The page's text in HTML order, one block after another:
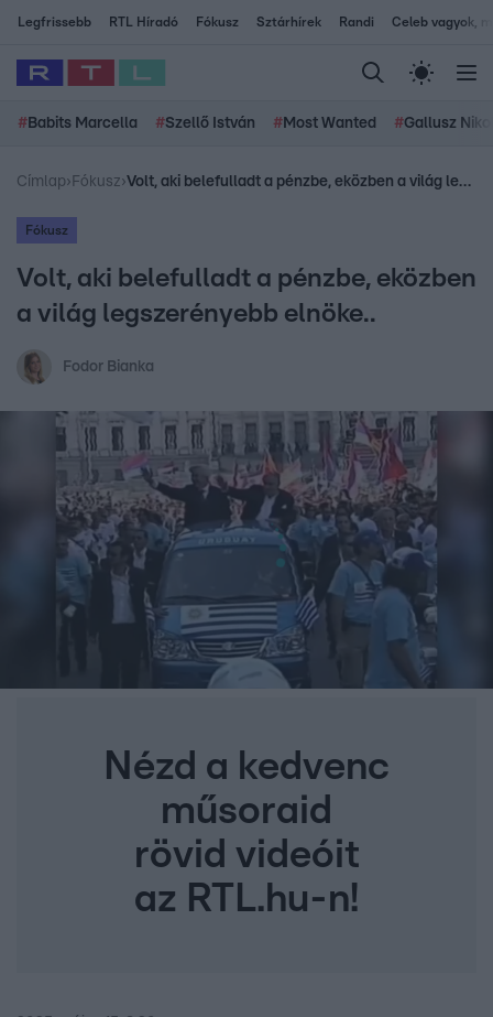
Legfrissebb RTL Híradó Fókusz Sztárhírek Randi Celeb vagyok,
# Babits Marcella #Szellő István # Most Wanted #Gallusz
Címlap› Fókusz› Volt, aki belefulladt a pénzbe, eközben a világ legszerényebb elnöke..
Fókusz
Volt, aki belefulladt a pénzbe, eközben
a világ legszerényebb elnöke..
Fodor Bianka
Nézd a kedvenc
műsoraid
rövid videóit
az RTL.hu-n!